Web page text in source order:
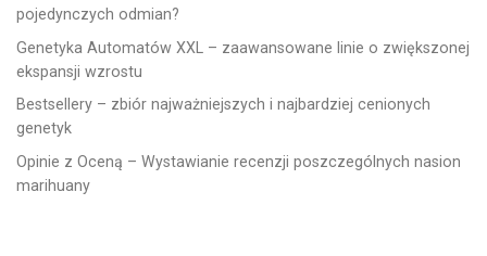
pojedynczych odmian?
Genetyka Automatów XXL – zaawansowane linie o zwiększonej
ekspansji wzrostu
Bestsellery – zbiór najważniejszych i najbardziej cenionych
genetyk
Opinie z Oceną – Wystawianie recenzji poszczególnych nasion
marihuany